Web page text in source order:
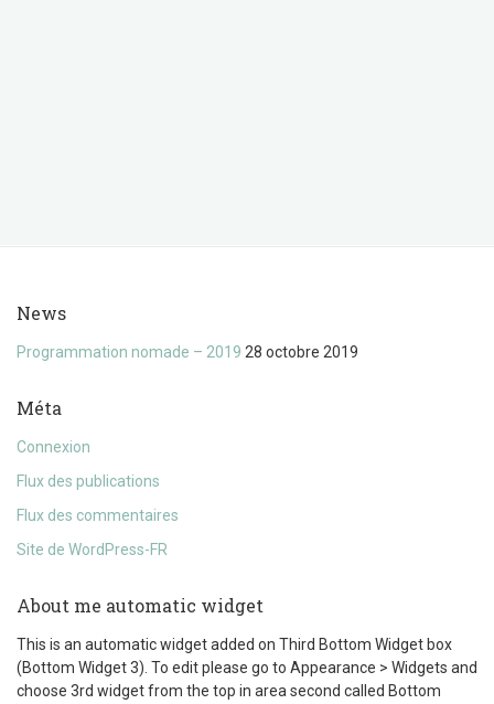
News
Programmation nomade – 2019 28 octobre 2019
Méta
Connexion
Flux des publications
Flux des commentaires
Site de WordPress-FR
About me automatic widget
This is an automatic widget added on Third Bottom Widget box
(Bottom Widget 3). To edit please go to Appearance > Widgets and
choose 3rd widget from the top in area second called Bottom